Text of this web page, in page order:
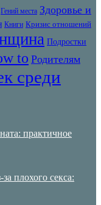
Гений места Здоровье и
Книги Кризис отношений
Подростки
to Родителям
среди
практичное
плохого секса: